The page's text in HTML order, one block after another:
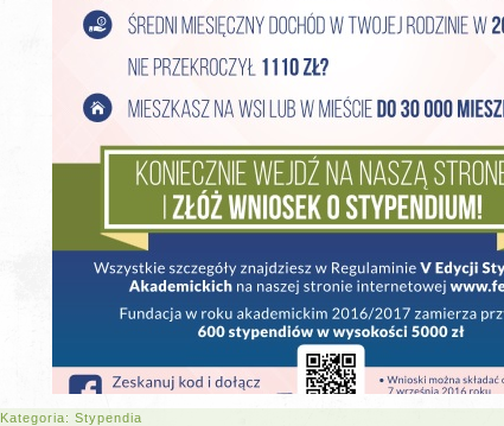
Kategoria: Stypendia